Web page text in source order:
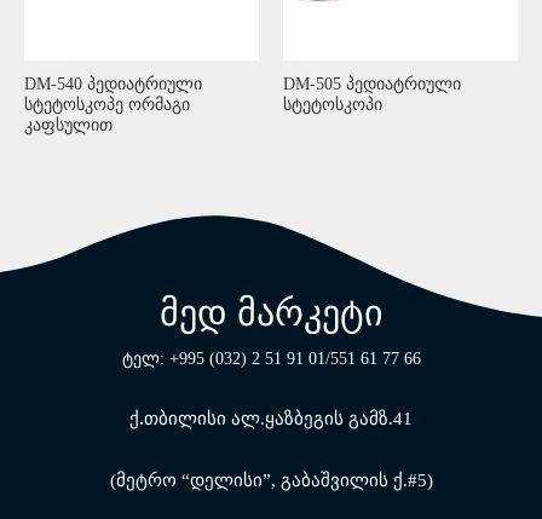
DM-540 პედიატრიული
სტეტოსკოპე ორმაგი
კაფსულით
DM-505 პედიატრიული
სტეტოსკოპი
მედ მარკეტი
ტელ: +995 (032) 2 51 91 01/551 61 77 66
ქ.თბილისი ალ.ყაზბეგის გამზ.41
(მეტრო “დელისი”, გაბაშვილის ქ.#5)